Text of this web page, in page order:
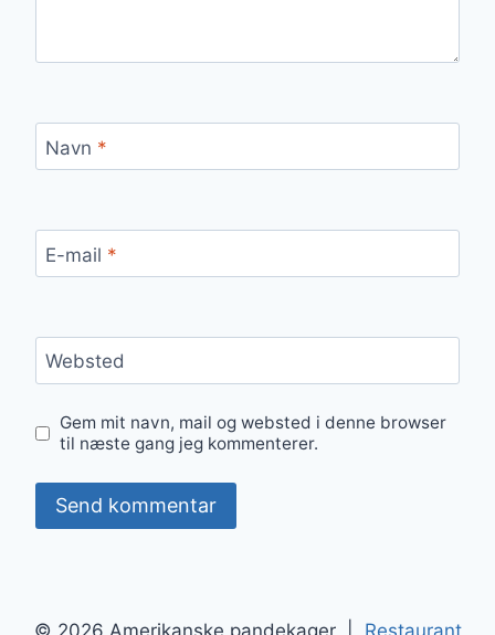
Navn *
E-mail *
Websted
Gem mit navn, mail og websted i denne browser
til næste gang jeg kommenterer.